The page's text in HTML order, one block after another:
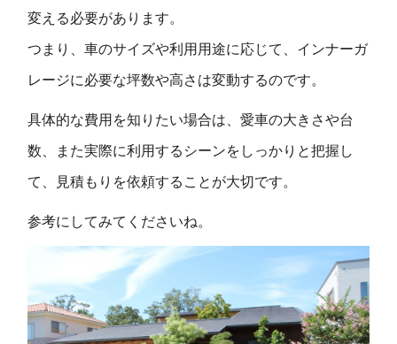
変える必要があります。
つまり、車のサイズや利用用途に応じて、インナーガ
レージに必要な坪数や高さは変動するのです。
具体的な費用を知りたい場合は、愛車の大きさや台
数、また実際に利用するシーンをしっかりと把握し
て、見積もりを依頼することが大切です。
参考にしてみてくださいね。